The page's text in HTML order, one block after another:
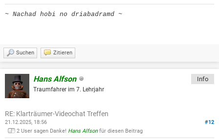
~ Nachad hobi no driabadramd ~
Suchen Zitieren
Hans Alfson
Traumfahrer im 7. Lehrjahr
Info
RE: Klarträumer-Videochat Treffen
#12
21.12.2025, 18:56
2 User sagen Danke! Hans Alfsonfür diesen Beitrag